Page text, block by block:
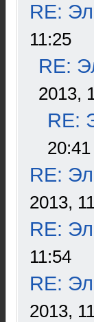
RE:
11:25
RE:
2013,
RE:
20:41
RE:
2013,
RE:
11:54
RE:
2013,